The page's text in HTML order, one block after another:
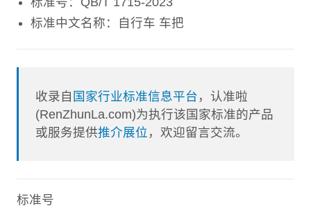
标准中文名称：自行车 车把
收录自 国家行业标准信息平台 ，认准啦
(RenZhunLa.com)为执行该国家标准的产品
或服务提供推介展位 ，欢迎留言交流。
标准号